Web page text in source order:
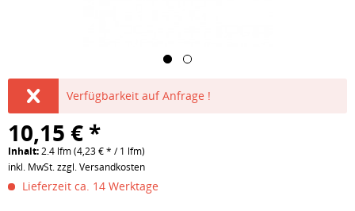
Verfügbarkeit auf Anfrage !
10,15 € *
Inhalt:2.4 lfm (4,23 € * / 1 lfm)
inkl. MwSt.zzgl. Versandkosten
Lieferzeit ca. 14 Werktage